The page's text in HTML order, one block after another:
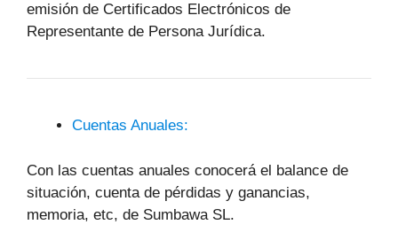
emisión de Certificados Electrónicos de
Representante de Persona Jurídica.
Cuentas Anuales:
Con las cuentas anuales conocerá el balance de
situación, cuenta de pérdidas y ganancias,
memoria, etc, de Sumbawa SL.